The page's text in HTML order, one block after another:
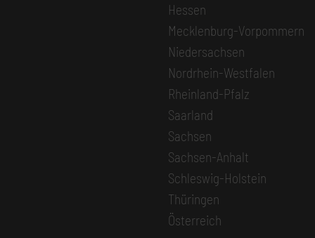
Hessen
Mecklenburg-Vorpommern
Niedersachsen
Nordrhein-Westfalen
Rheinland-Pfalz
Saarland
Sachsen
Sachsen-Anhalt
Schleswig-Holstein
Thüringen
Österreich